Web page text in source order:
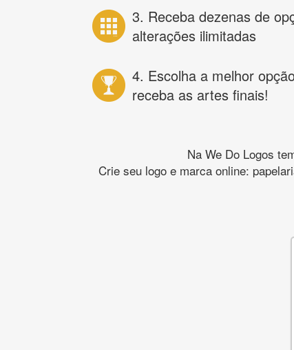
3. Receba dezenas de
alterações ilimitadas
4. Escolha a melhor
receba as artes finais!
Na We Do Logos
Crie seu logo e marca online: